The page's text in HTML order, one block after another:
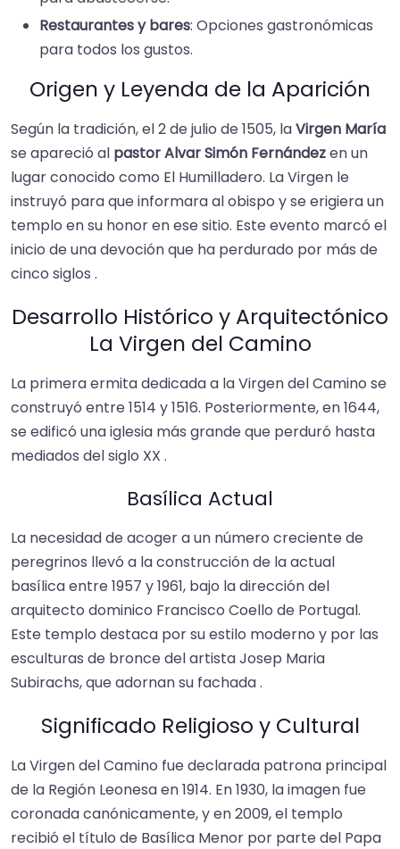
Restaurantes y bares: Opciones gastronómicas
para todos los gustos.
Origen y Leyenda de la Aparición
Según la tradición, el 2 de julio de 1505, laVirgen María
se apareció al pastor Alvar Simón Fernándezen un
lugar conocido como El Humilladero. La Virgen le
instruyó para que informara al obispo y se erigiera un
templo en su honor en ese sitio. Este evento marcó el
inicio de una devoción que ha perdurado por más de
cinco siglos .
Desarrollo Histórico y Arquitectónico
La Virgen del Camino
La primera ermita dedicada a la Virgen del Camino se
construyó entre 1514 y 1516. Posteriormente, en 1644,
se edificó una iglesia más grande que perduró hasta
mediados del siglo XX .
Basílica Actual
La necesidad de acoger a un número creciente de
peregrinos llevó a la construcción de la actual
basílica entre 1957 y 1961, bajo la dirección del
arquitecto dominico Francisco Coello de Portugal.
Este templo destaca por su estilo moderno y por las
esculturas de bronce del artista Josep Maria
Subirachs, que adornan su fachada .
Significado Religioso y Cultural
La Virgen del Camino fue declarada patrona principal
de la Región Leonesa en 1914. En 1930, la imagen fue
coronada canónicamente, y en 2009, el templo
recibió el título de Basílica Menor por parte del Papa